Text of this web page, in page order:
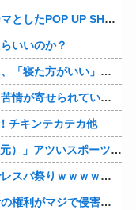
SHOPが東京・大阪にて開催
いいのか？
傷され配信中に泣き出してしまう
の報道特集がまさにそれな件他
チキンテカテカ他
マンガ祭り最終日到来！！！他
ｗｗｗｗｗｗｗｗｗｗｗｗｗｗ他
。いくら税金払ってるんだ」他